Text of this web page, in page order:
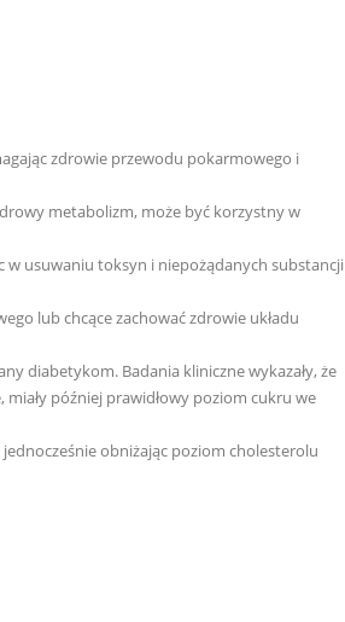
zdrowie przewodu pokarmowego i
metabolizm, może być korzystny w
w usuwaniu toksyn i niepożądanych substancji
lub chcące zachować zdrowie układu
diabetykom. Badania kliniczne wykazały, że
później prawidłowy poziom cukru we
obniżając poziom cholesterolu